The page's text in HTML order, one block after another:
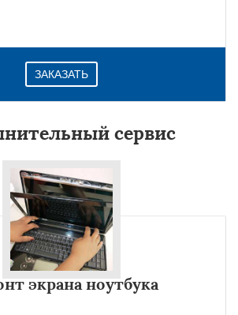
ЗАКАЗАТЬ
сервис
экрана ноутбука